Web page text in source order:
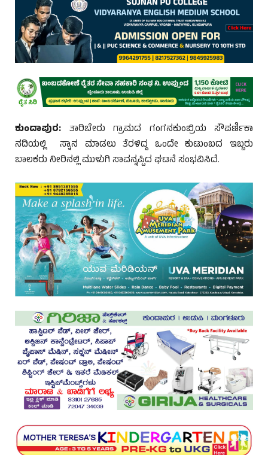
ಕುಂದಾಪುರ: ತಾರಿಬೇರು ಗ್ರಾಮದ ಗಂಗನಕುಂಬ್ರಿಯ ಸೌಪರ್ಣಿಕಾ
ನದಿಯಲ್ಲಿ ಸ್ನಾನ ಮಾಡಲು ತೆರಳಿದ್ದ ಒಂದೇ ಕುಟುಂಬದ ಇಬ್ಬರು
ಬಾಲಕರು ನೀರಿನಲ್ಲಿ ಮುಳುಗಿ ಸಾವನ್ನಪ್ಪಿದ ಘಟನೆ ಸಂಭವಿಸಿದೆ.